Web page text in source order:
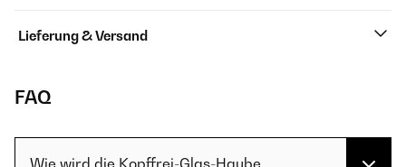
Lieferung & Versand
FAQ